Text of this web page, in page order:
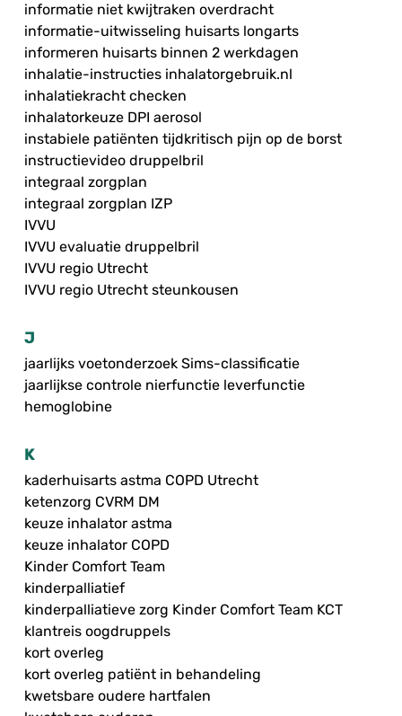
informatie niet kwijtraken overdracht
informatie-uitwisseling huisarts longarts
informeren huisarts binnen 2 werkdagen
inhalatie-instructies inhalatorgebruik.nl
inhalatiekracht checken
inhalatorkeuze DPI aerosol
instabiele patiënten tijdkritisch pijn op de borst
instructievideo druppelbril
integraal zorgplan
integraal zorgplan IZP
IVVU
IVVU evaluatie druppelbril
IVVU regio Utrecht
IVVU regio Utrecht steunkousen
J
jaarlijks voetonderzoek Sims-classificatie
jaarlijkse controle nierfunctie leverfunctie
hemoglobine
K
kaderhuisarts astma COPD Utrecht
ketenzorg CVRM DM
keuze inhalator astma
keuze inhalator COPD
Kinder Comfort Team
kinderpalliatief
kinderpalliatieve zorg Kinder Comfort Team KCT
klantreis oogdruppels
kort overleg
kort overleg patiënt in behandeling
kwetsbare oudere hartfalen